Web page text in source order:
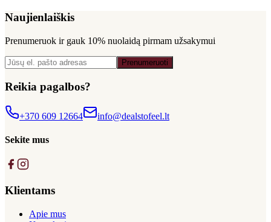
Naujienlaiškis
Prenumeruok ir gauk 10% nuolaidą pirmam užsakymui
Prenumeruoti
Reikia pagalbos?
+370 609 12664 info@dealstofeel.lt
Sekite mus
Klientams
Apie mus